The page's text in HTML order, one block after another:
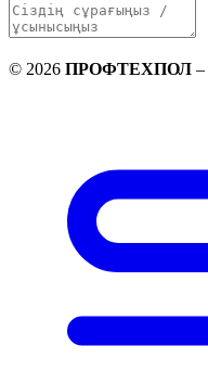
© 2026 ПРОФТЕХПОЛ –